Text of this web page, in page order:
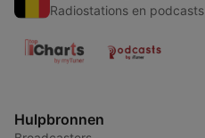
Radiostations en podcasts
Hulpbronnen